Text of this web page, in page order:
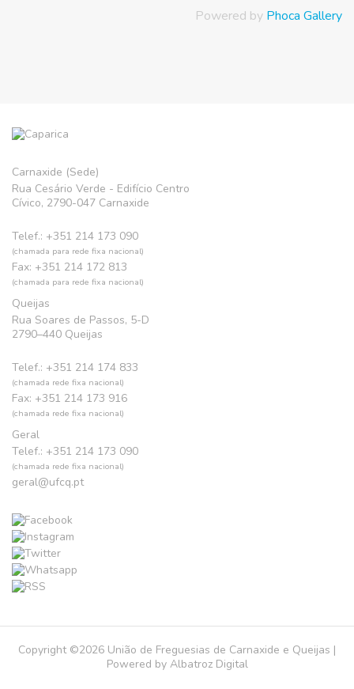
Powered by Phoca Gallery
Carnaxide (Sede)
Rua Cesário Verde - Edifício Centro
Cívico, 2790-047 Carnaxide
Telef.: +351 214 173 090
(chamada para rede fixa nacional)
Fax: +351 214 172 813
(chamada para rede fixa nacional)
Queijas
Rua Soares de Passos, 5-D
2790–440 Queijas
Telef.: +351 214 174 833
(chamada rede fixa nacional)
Fax: +351 214 173 916
(chamada rede fixa nacional)
Geral
Telef.: +351 214 173 090
(chamada rede fixa nacional)
geral@ufcq.pt
Copyright ©2026 União de Freguesias de Carnaxide e Queijas |
Powered by Albatroz Digital